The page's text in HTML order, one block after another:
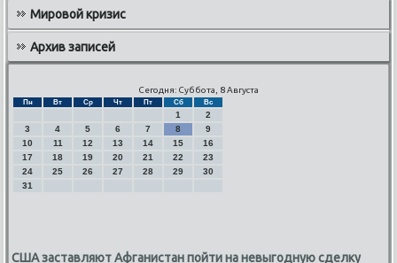
Мировой кризис
Архив записей
Сегодня: Суббота, 8 Августа
Пн Вт Ср Чт Пт Сб Вс
1
2
3
4 5 6 7 8
9
10
11 12 13 14 15
16
17
18 19 20 21 22
23
24
25 26 27 28 29
30
31
США заставляют Афганистан пойти на невыгодную сделку